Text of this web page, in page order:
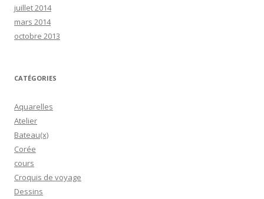
juillet 2014
mars 2014
octobre 2013
CATÉGORIES
Aquarelles
Atelier
Bateau(x)
Corée
cours
Croquis de voyage
Dessins